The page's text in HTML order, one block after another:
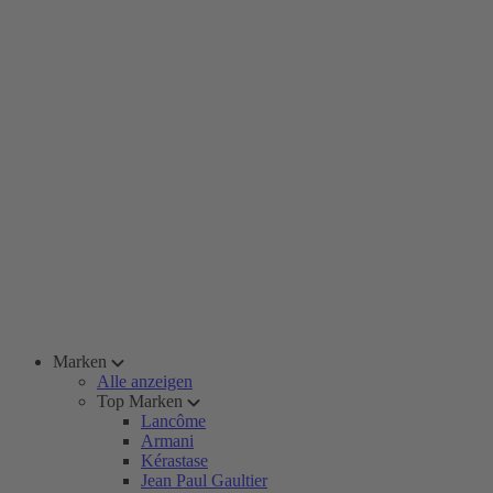
Marken
Alle anzeigen
Top Marken
Lancôme
Armani
Kérastase
Jean Paul Gaultier